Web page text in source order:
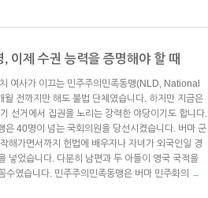
이제 수권 능력을 증명해야 할 때
여사가 이끄는 민주주의민족동맹(NLD, National
전까지만 해도 불법 단체였습니다. 하지만 지금은
선거에서 집권을 노리는 강력한 야당이기도 합니다.
은 40명이 넘는 국회의원을 당선시켰습니다. 버마 군
해가면서까지 헌법에 배우자나 자녀가 외국인일 경
넣었습니다. 다분히 남편과 두 아들이 영국 국적을
수였습니다. 민주주의민족동맹은 버마 민주화의
→